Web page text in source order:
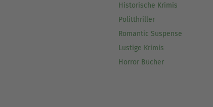
Historische Krimis
Politthriller
Romantic Suspense
Lustige Krimis
Horror Bücher